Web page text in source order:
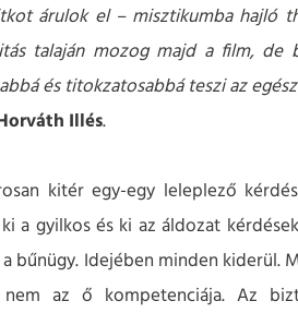
árulok el – misztikumba hajló
talaján mozog majd a film, de
és titokzatosabbá teszi az
Illés.
kitér egy-egy leleplező
a gyilkos és ki az áldozat
bűnügy. Idejében minden kiderül.
az ő kompetenciája. Az